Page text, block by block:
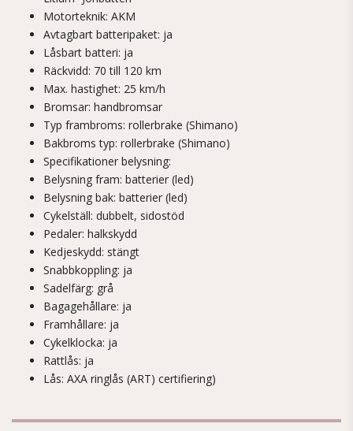
Motorteknik: AKM
Avtagbart batteripaket: ja
Låsbart batteri: ja
Räckvidd: 70 till 120 km
Max. hastighet: 25 km/h
Bromsar: handbromsar
Typ frambroms: rollerbrake (Shimano)
Bakbroms typ: rollerbrake (Shimano)
Specifikationer belysning:
Belysning fram: batterier (led)
Belysning bak: batterier (led)
Cykelställ: dubbelt, sidostöd
Pedaler: halkskydd
Kedjeskydd: stängt
Snabbkoppling: ja
Sadelfärg: grå
Bagagehållare: ja
Framhållare: ja
Cykelklocka: ja
Rattlås: ja
Lås: AXA ringlås (ART) certifiering)